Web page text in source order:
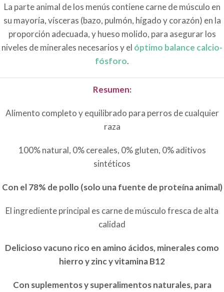
La parte animal de los menús contiene carne de músculo en
su mayoría, vísceras (bazo, pulmón, hígado y corazón) en la
proporción adecuada, y hueso molido, para asegurar los
niveles de minerales necesarios y el óptimo balance calcio-
fósforo.
Resumen:
Alimento completo y equilibrado para perros de cualquier
raza
100% natural, 0% cereales, 0% gluten, 0% aditivos
sintéticos
Con el 78% de pollo (solo una fuente de proteína animal)
El ingrediente principal es carne de músculo fresca de alta
calidad
Delicioso vacuno rico en amino ácidos, minerales como
hierro y zinc y vitamina B12
Con suplementos y superalimentos naturales, para